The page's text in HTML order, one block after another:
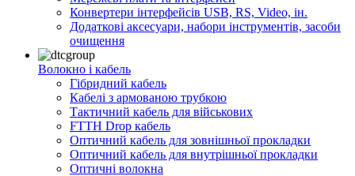
Конвертери інтерфейсів USB, RS, Video, ін.
Додаткові аксесуари, набори інструментів, засоби
очищення
Волокно і кабель
Гібридний кабель
Кабелі з армованою трубкою
Тактичний кабель для військових
FTTH Drop кабель
Оптичний кабель для зовнішньої прокладки
Оптичний кабель для внутрішньої прокладки
Оптичні волокна